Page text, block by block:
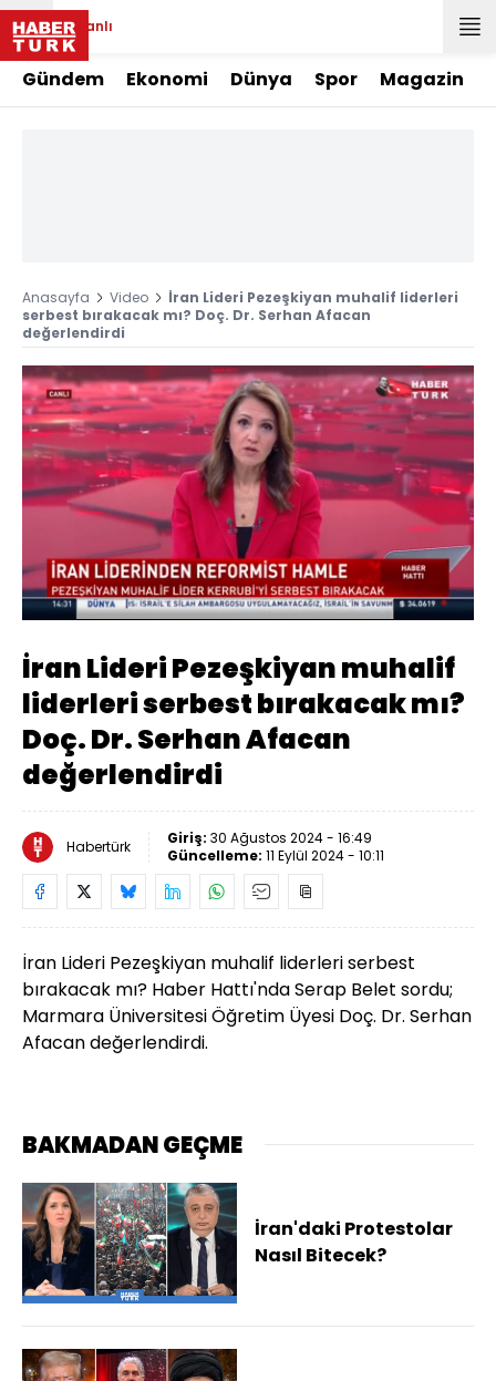
Canlı
Gündem Ekonomi Dünya Spor Magazin
Anasayfa Video
İran Lideri Pezeşkiyan muhalif liderleri
serbest bırakacak mı? Doç. Dr. Serhan Afacan
değerlendirdi
Sesi
Aç
Yüklendi:
8.49%
Oynatma
Hızı
İran Lideri Pezeşkiyan muhalif
liderleri serbest bırakacak mı?
Doç. Dr. Serhan Afacan
değerlendirdi
Habertürk Giriş: 30 Ağustos 2024 - 16:49
Güncelleme: 11 Eylül 2024 - 10:11
İran Lideri Pezeşkiyan muhalif liderleri serbest
bırakacak mı? Haber Hattı'nda Serap Belet sordu;
Marmara Üniversitesi Öğretim Üyesi Doç. Dr. Serhan
Afacan değerlendirdi.
BAKMADAN GEÇME
İran'daki Protestolar
Nasıl Bitecek?